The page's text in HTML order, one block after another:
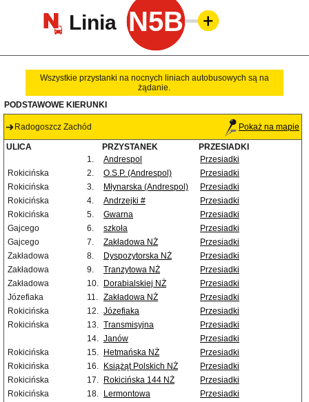
Linia N5B
Wszystkie przystanki na nocnych liniach autobusowych są na
żądanie.
PODSTAWOWE KIERUNKI
Radogoszcz Zachód Pokaż na mapie
ULICA PRZYSTANEK
PRZESIADKI
1.
Andrespol
Przesiadki
Rokicińska
2. O.S.P. (Andrespol)
Przesiadki
Rokicińska
3. Młynarska (Andrespol)
Przesiadki
Rokicińska
4. Andrzejki #
Przesiadki
Rokicińska
5. Gwarna
Przesiadki
Gajcego
6. szkoła
Przesiadki
Gajcego
7. Zakładowa NŻ
Przesiadki
Zakładowa
8. Dyspozytorska NŻ
Przesiadki
Zakładowa
9. Tranzytowa NŻ
Przesiadki
Zakładowa
10. Dorabialskiej NŻ
Przesiadki
Józefiaka
11. Zakładowa NŻ
Przesiadki
Rokicińska
12. Józefiaka
Przesiadki
Rokicińska
13. Transmisyjna
Przesiadki
14. Janów
Przesiadki
Rokicińska
15. Hetmańska NŻ
Przesiadki
Rokicińska
16. Książąt Polskich NŻ
Przesiadki
Rokicińska
17. Rokicińska 144 NŻ
Przesiadki
Rokicińska
18. Lermontowa
Przesiadki